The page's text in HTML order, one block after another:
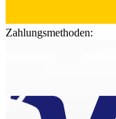
Zahlungsmethoden: